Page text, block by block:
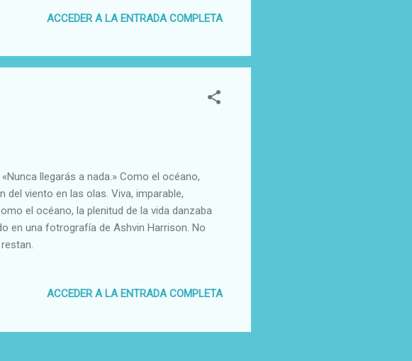
ACCEDER A LA ENTRADA COMPLETA
llegarás a nada.» Como el océano,
viento en las olas. Viva, imparable,
el océano, la plenitud de la vida danzaba
en una fotrografía de Ashvin Harrison. No
ACCEDER A LA ENTRADA COMPLETA